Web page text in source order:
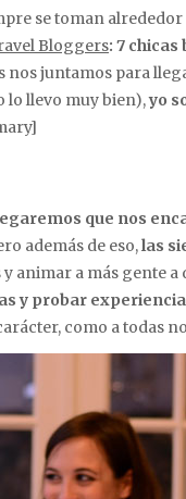
Bloggers: 7
nos juntamos para
lo llevo muy bien),yo
que nos
además de eso,las
animar a más gente
y probar
como a todas